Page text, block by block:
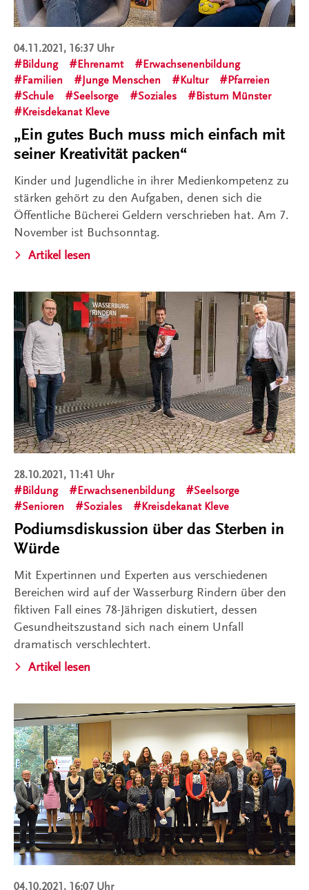
04.11.2021, 16:37 Uhr
Bildung
Ehrenamt
Erwachsenenbildung
Familien
Junge Menschen Kultur
Pfarreien
Schule
Seelsorge Soziales
Bistum Münster
Kreisdekanat Kleve
„Ein gutes Buch muss mich einfach mit
seiner Kreativität packen“
Kinder und Jugendliche in ihrer Medienkompetenz zu
stärken gehört zu den Aufgaben, denen sich die
Öffentliche Bücherei Geldern verschrieben hat. Am 7.
November ist Buchsonntag.
Artikel lesen
28.10.2021, 11:41 Uhr
Bildung
Erwachsenenbildung
Seelsorge
Senioren
Soziales Kreisdekanat Kleve
Podiumsdiskussion über das Sterben in
Würde
Mit Expertinnen und Experten aus verschiedenen
Bereichen wird auf der Wasserburg Rindern über den
fiktiven Fall eines 78-Jährigen diskutiert, dessen
Gesundheitszustand sich nach einem Unfall
dramatisch verschlechtert.
Artikel lesen
04.10.2021, 16:07 Uhr